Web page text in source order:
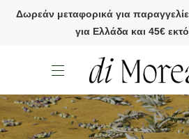
Δωρεάν μεταφορικά για
για Ελλάδα και 45€